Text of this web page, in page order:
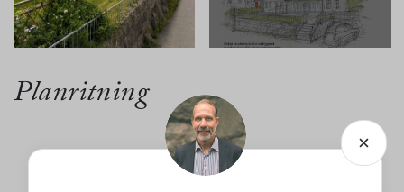
Planritning